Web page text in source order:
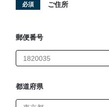
お知らせ
よくあるご質問
会社概要
必須 ご住所
郵便番号
都道府県